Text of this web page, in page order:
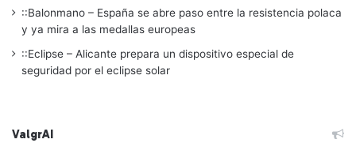
::Balonmano – España se abre paso entre la resistencia polaca
y ya mira a las medallas europeas
::Eclipse – Alicante prepara un dispositivo especial de
seguridad por el eclipse solar
ValgrAI